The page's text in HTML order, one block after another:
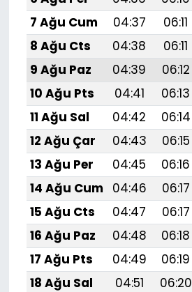
7 Ağu Cum
04:37 06:11
8 Ağu Cts
04:38 06:11
9 Ağu Paz
04:39 06:12
10 Ağu Pts
04:41 06:13
11 Ağu Sal
04:42 06:14
12 Ağu Çar
04:43 06:15
13 Ağu Per
04:45 06:16
14 Ağu Cum
04:46 06:17
15 Ağu Cts
04:47 06:17
16 Ağu Paz
04:48 06:18
17 Ağu Pts
04:49 06:19
18 Ağu Sal
04:51 06:20